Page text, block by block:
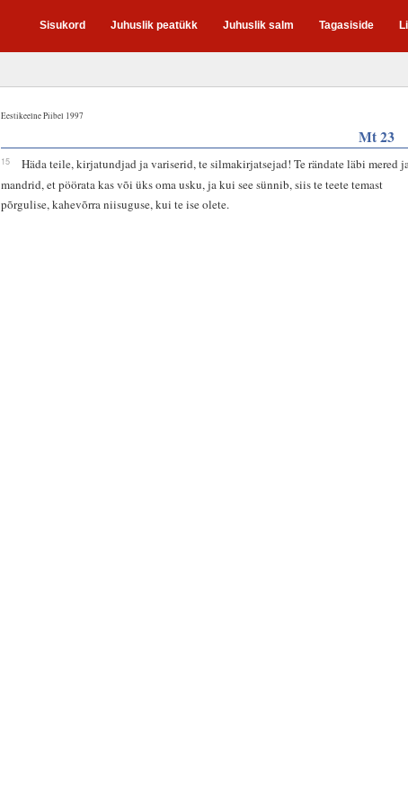
Sisukord Juhuslik peatükk Juhuslik salm Tagasiside
Eestikeelne Piibel 1997
Mt 23
15
Häda teile, kirjatundjad ja variserid, te silmakirjatsejad! Te rändate läbi mered ja
mandrid, et pöörata kas või üks oma usku, ja kui see sünnib, siis te teete temast
põrgulise, kahevõrra niisuguse, kui te ise olete.